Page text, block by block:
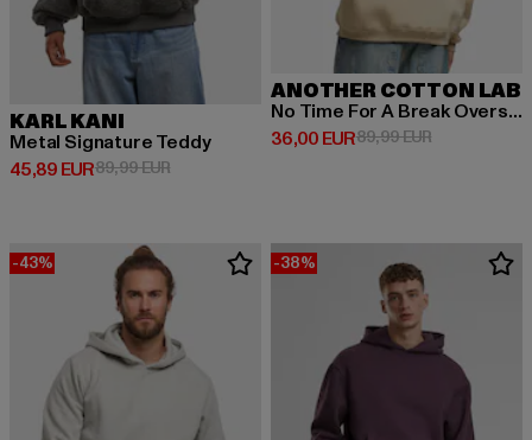
KARL KANI
Metal Signature Teddy
45,89 EUR
Derzeitiger Preis: 45,89 EUR
89,99 EURAktionspreis: 89,99 EUR
ANOTHER COTTON LAB
No Time For A Break Oversize
36,00 EUR
Derzeitiger Preis: 36,00 EUR
89,99 EURAktionspreis:
-43% -38%